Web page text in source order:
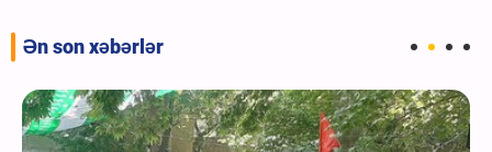
Ən son xəbərlər